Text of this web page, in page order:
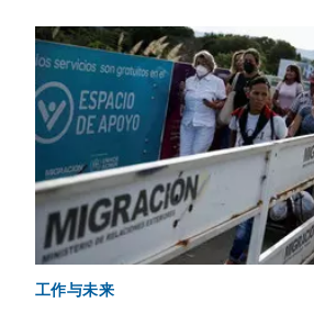
工作与未来